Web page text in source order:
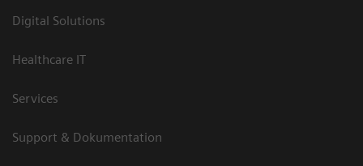
Digital Solutions
Healthcare IT
Services
Support & Dokumentation